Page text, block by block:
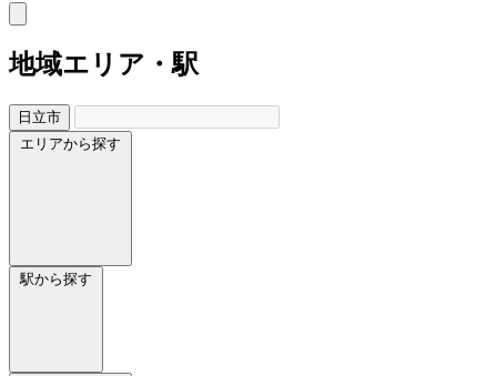
地域エリア・駅
日立市
エリアから探す
駅から探す